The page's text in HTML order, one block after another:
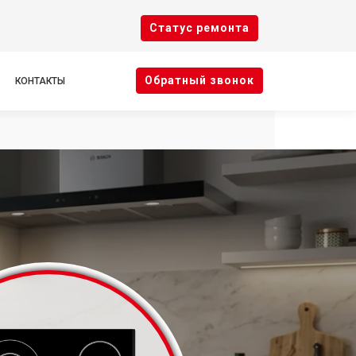
Cтатус ремонта
КОНТАКТЫ Oбратный звонок